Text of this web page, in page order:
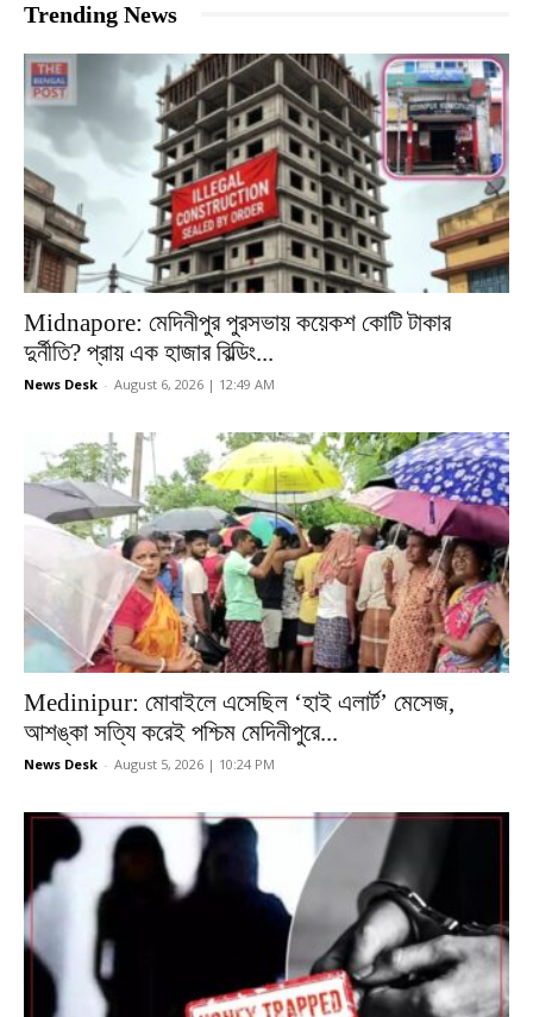
Trending News
Midnapore: মেদিনীপুর পুরসভায় কয়েকশ কোটি টাকার
দুর্নীতি? প্রায় এক হাজার বিল্ডিং...
News Desk - August 6, 2026 | 12:49 AM
Medinipur: মোবাইলে এসেছিল ‘হাই এলার্ট’ মেসেজ,
আশঙ্কা সত্যি করেই পশ্চিম মেদিনীপুরে...
News Desk - August 5, 2026 | 10:24 PM